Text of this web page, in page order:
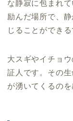
な静寂に包まれ
励んだ場所で、
じることができる
大スギやイチョ
証人です。その
が湧いてくるのを